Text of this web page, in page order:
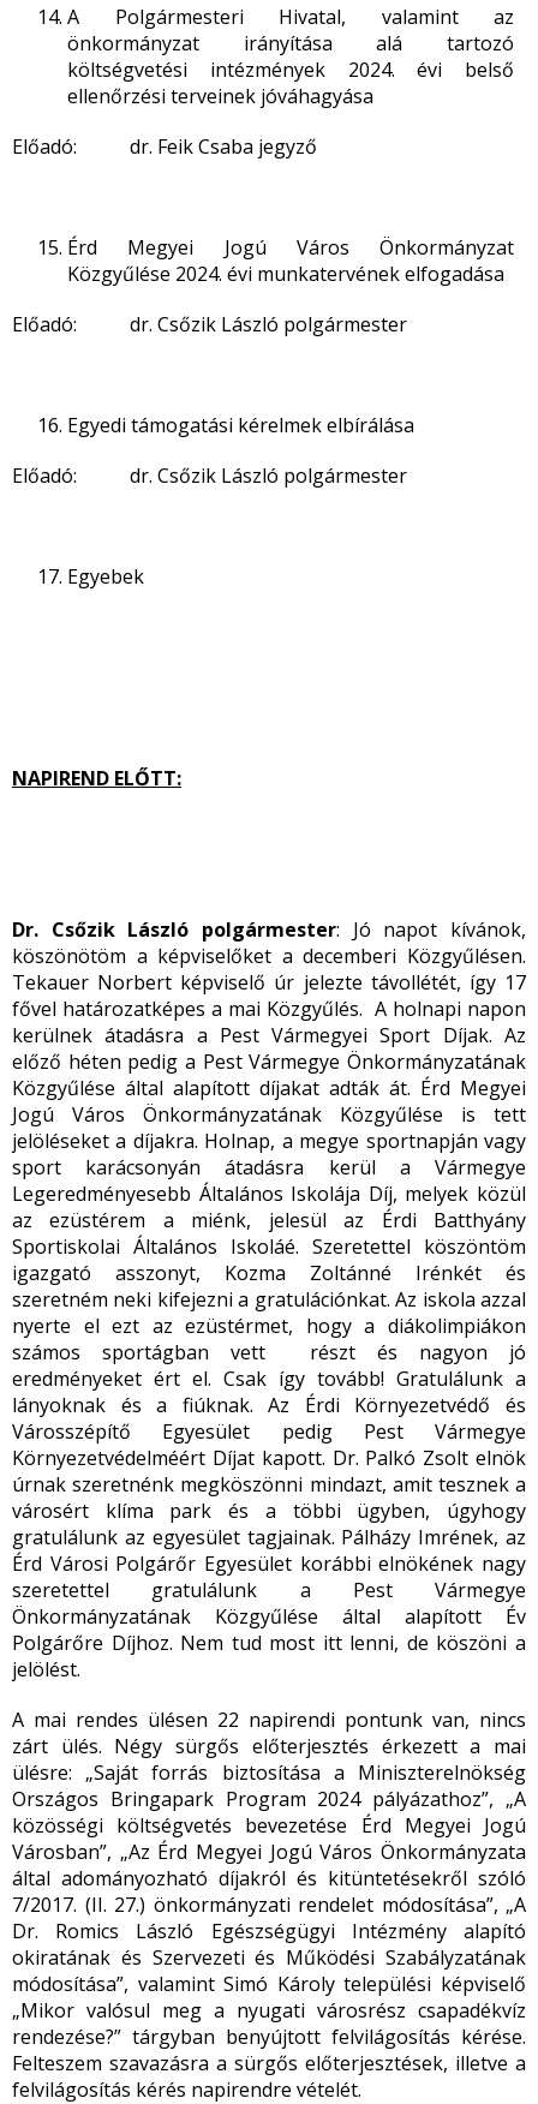
A Polgármesteri Hivatal, valamint az
önkormányzat irányítása alá tartozó
költségvetési intézmények 2024. évi belső
ellenőrzési terveinek jóváhagyása
Előadó: dr. Feik Csaba jegyző
Érd Megyei Jogú Város Önkormányzat
Közgyűlése 2024. évi munkatervének elfogadása
Előadó: dr. Csőzik László polgármester
Egyedi támogatási kérelmek elbírálása
Előadó: dr. Csőzik László polgármester
Egyebek
NAPIREND ELŐTT:
Dr. Csőzik László polgármester: Jó napot kívánok,
köszönötöm a képviselőket a decemberi Közgyűlésen.
Tekauer Norbert képviselő úr jelezte távollétét, így 17
fővel határozatképes a mai Közgyűlés. A holnapi napon
kerülnek átadásra a Pest Vármegyei Sport Díjak. Az
előző héten pedig a Pest Vármegye Önkormányzatának
Közgyűlése által alapított díjakat adták át. Érd Megyei
Jogú Város Önkormányzatának Közgyűlése is tett
jelöléseket a díjakra. Holnap, a megye sportnapján vagy
sport karácsonyán átadásra kerül a Vármegye
Legeredményesebb Általános Iskolája Díj, melyek közül
az ezüstérem a miénk, jelesül az Érdi Batthyány
Sportiskolai Általános Iskoláé. Szeretettel köszöntöm
igazgató asszonyt, Kozma Zoltánné Irénkét és
szeretném neki kifejezni a gratulációnkat. Az iskola azzal
nyerte el ezt az ezüstérmet, hogy a diákolimpiákon
számos sportágban vett részt és nagyon jó
eredményeket ért el. Csak így tovább! Gratulálunk a
lányoknak és a fiúknak. Az Érdi Környezetvédő és
Városszépítő Egyesület pedig Pest Vármegye
Környezetvédelméért Díjat kapott. Dr. Palkó Zsolt elnök
úrnak szeretnénk megköszönni mindazt, amit tesznek a
városért klíma park és a többi ügyben, úgyhogy
gratulálunk az egyesület tagjainak. Pálházy Imrének, az
Érd Városi Polgárőr Egyesület korábbi elnökének nagy
szeretettel gratulálunk a Pest Vármegye
Önkormányzatának Közgyűlése által alapított Év
Polgárőre Díjhoz. Nem tud most itt lenni, de köszöni a
jelölést.
A mai rendes ülésen 22 napirendi pontunk van, nincs
zárt ülés. Négy sürgős előterjesztés érkezett a mai
ülésre: „Saját forrás biztosítása a Miniszterelnökség
Országos Bringapark Program 2024 pályázathoz”, „A
közösségi költségvetés bevezetése Érd Megyei Jogú
Városban”, „Az Érd Megyei Jogú Város Önkormányzata
által adományozható díjakról és kitüntetésekről szóló
7/2017. (II. 27.) önkormányzati rendelet módosítása”, „A
Dr. Romics László Egészségügyi Intézmény alapító
okiratának és Szervezeti és Működési Szabályzatának
módosítása”, valamint Simó Károly települési képviselő
„Mikor valósul meg a nyugati városrész csapadékvíz
rendezése?” tárgyban benyújtott felvilágosítás kérése.
Felteszem szavazásra a sürgős előterjesztések, illetve a
felvilágosítás kérés napirendre vételét.